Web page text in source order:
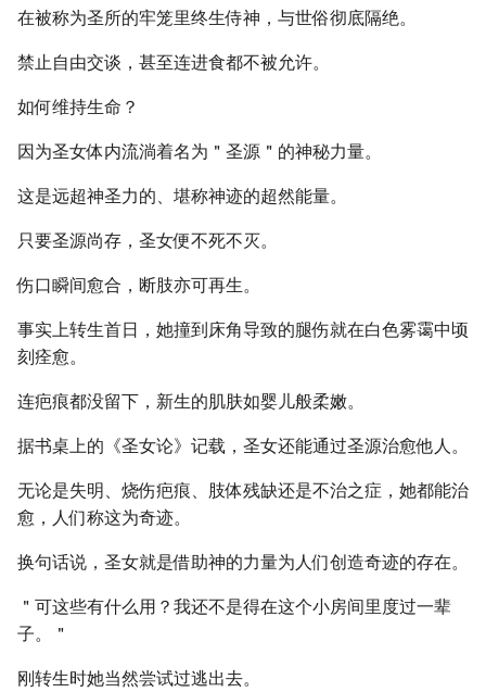
在被称为圣所的牢笼里终生侍神，与世俗彻底隔绝。
禁止自由交谈，甚至连进食都不被允许。
如何维持生命？
因为圣女体内流淌着名为＂圣源＂的神秘力量。
这是远超神圣力的、堪称神迹的超然能量。
只要圣源尚存，圣女便不死不灭。
伤口瞬间愈合，断肢亦可再生。
事实上转生首日，她撞到床角导致的腿伤就在白色雾霭中顷
刻痊愈。
连疤痕都没留下，新生的肌肤如婴儿般柔嫩。
据书桌上的《圣女论》记载，圣女还能通过圣源治愈他人。
无论是失明、烧伤疤痕、肢体残缺还是不治之症，她都能治
愈，人们称这为奇迹。
换句话说，圣女就是借助神的力量为人们创造奇迹的存在。
＂可这些有什么用？我还不是得在这个小房间里度过一辈
子。＂
刚转生时她当然尝试过逃出去。